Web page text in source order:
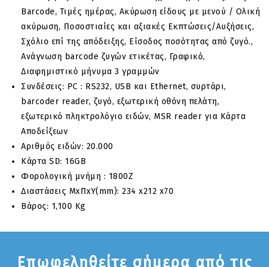
Barcode, Τιμές ημέρας, Ακύρωση είδους με μενού / Ολική
ακύρωση, Ποσοστιαίες και αξιακές Εκπτώσεις/Aυξήσεις,
Σχόλιο επί της απόδειξης, Είσοδος ποσότητας από ζυγό.,
Ανάγνωση barcode ζυγών ετικέτας, Γραφικό,
Διαφημιστικό μήνυμα 3 γραμμών
Συνδέσεις: PC : RS232, USB και Ethernet, συρτάρι,
barcoder reader, ζυγό, εξωτερική οθόνη πελάτη,
εξωτερικό πληκτρολόγιο ειδών, MSR reader για Κάρτα
Αποδείξεων
Αριθμός ειδών: 20.000
Κάρτα SD: 16GB
Φορολογική μνήμη : 1800Z
Διαστάσεις MxΠxY(mm): 234 x212 x70
Βάρος: 1,100 Kg
Επωφεληθείτε σήμερα από τις